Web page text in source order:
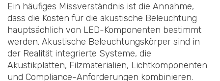
Ein häufiges Missverständnis ist die Annahme,
dass die Kosten für die akustische Beleuchtung
hauptsächlich von LED-Komponenten bestimmt
werden. Akustische Beleuchtungskörper sind in
der Realität integrierte Systeme, die
Akustikplatten, Filzmaterialien, Lichtkomponenten
und Compliance-Anforderungen kombinieren.